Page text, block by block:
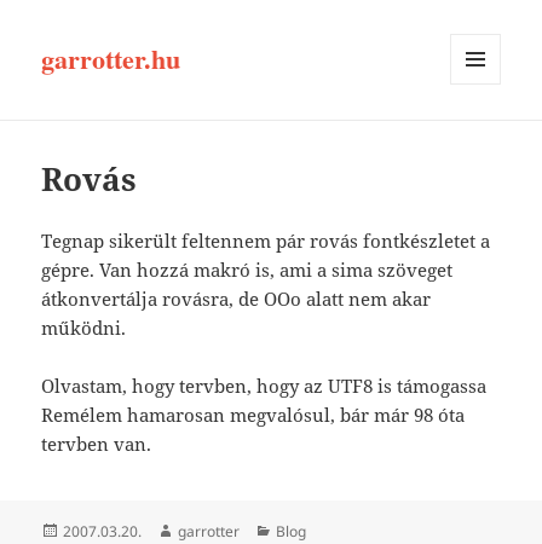
garrotter.hu
Rovás
Tegnap sikerült feltennem pár rovás fontkészletet a
gépre. Van hozzá makró is, ami a sima szöveget
átkonvertálja rovásra, de OOo alatt nem akar
működni.
Olvastam, hogy tervben, hogy az UTF8 is támogassa
Remélem hamarosan megvalósul, bár már 98 óta
tervben van.
Közzétéve
2007.03.20. Szerző
garrotter Kategória
Blog